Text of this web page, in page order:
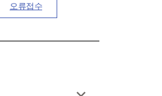
오류접수